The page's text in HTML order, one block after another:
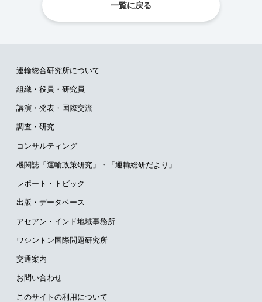
一覧に戻る
運輸総合研究所について
組織・役員・研究員
講演・発表・国際交流
調査・研究
コンサルティング
機関誌「運輸政策研究」・ 「運輸総研だより」
レポート・トピック
出版・データベース
アセアン・インド地域事務所
ワシントン国際問題研究所
交通案内
お問い合わせ
このサイトの利用について